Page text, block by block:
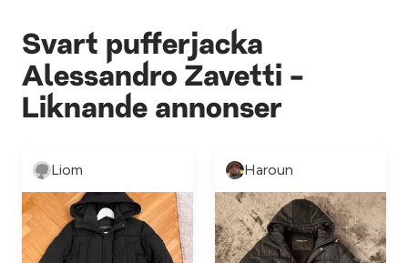
Svart pufferjacka
Alessandro Zavetti -
Liknande annonser
Liom Haroun